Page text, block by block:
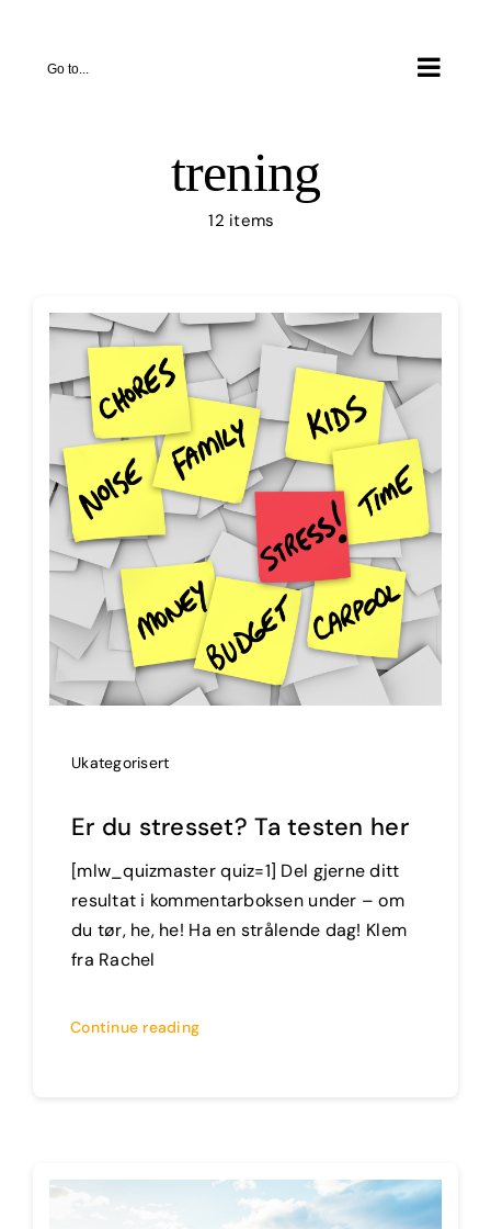
content
Go to...
trening
12 items
Ukategorisert
Er du stresset? Ta testen her
[mlw_quizmaster quiz=1] Del gjerne ditt
resultat i kommentarboksen under – om
du tør, he, he! Ha en strålende dag! Klem
fra Rachel
Continue reading